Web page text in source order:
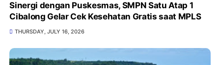
Sinergi dengan Puskesmas, SMPN Satu Atap 1
Cibalong Gelar Cek Kesehatan Gratis saat MPLS
THURSDAY, JULY 16, 2026